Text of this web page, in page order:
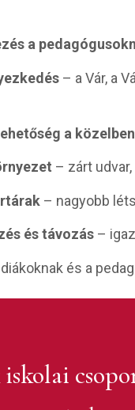
a
– a Vár, a
a közelben
– zárt
– nagyobb
és távozás –
és a